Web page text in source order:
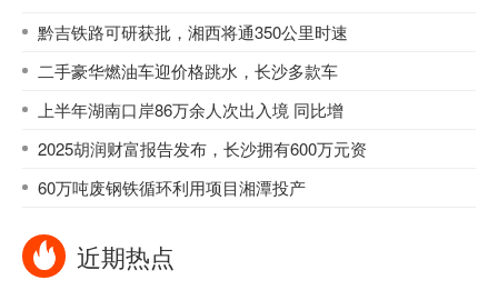
黔吉铁路可研获批，湘西将通350公里时速
二手豪华燃油车迎价格跳水，长沙多款车
上半年湖南口岸86万余人次出入境 同比增
2025胡润财富报告发布，长沙拥有600万元资
60万吨废钢铁循环利用项目湘潭投产
近期热点